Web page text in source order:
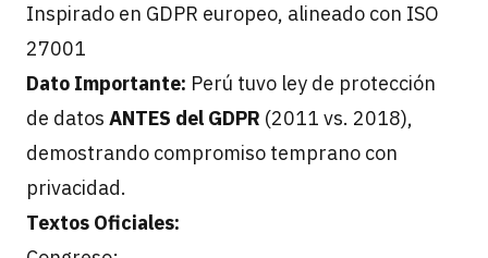
Inspirado en GDPR europeo, alineado con ISO
27001
Dato Importante: Perú tuvo ley de protección
de datos ANTES del GDPR (2011 vs. 2018),
demostrando compromiso temprano con
privacidad.
Textos Oficiales: